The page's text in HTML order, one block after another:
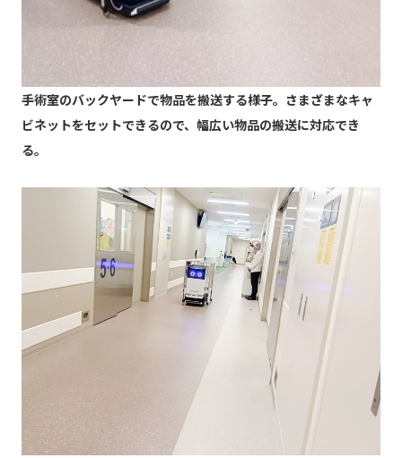
手術室のバックヤードで物品を搬送する様子。さまざまなキャ
ビネットをセットできるので、幅広い物品の搬送に対応でき
る。